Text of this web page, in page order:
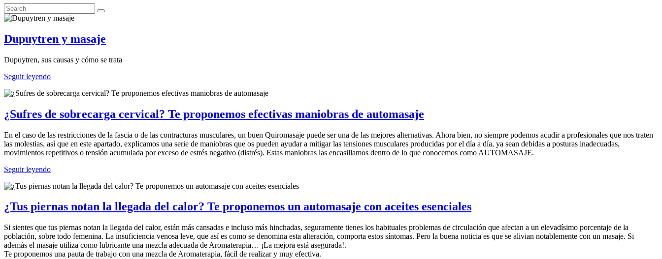
Dupuytren y masaje
Dupuytren, sus causas y cómo se trata
Seguir leyendo
¿Sufres de sobrecarga cervical? Te proponemos efectivas maniobras de automasaje
En el caso de las restricciones de la fascia o de las contracturas musculares, un buen Quiromasaje puede ser una de las mejores alternativas. Ahora bien, no siempre podemos acudir a profesionales que nos traten
las molestias, así que en este apartado, explicamos una serie de maniobras que os pueden ayudar a mitigar las tensiones musculares producidas por el día a día, ya sean debidas a posturas inadecuadas,
movimientos repetitivos o tensión acumulada por exceso de estrés negativo (distrés). Estas maniobras las encasillamos dentro de lo que conocemos como AUTOMASAJE.
Seguir leyendo
¿Tus piernas notan la llegada del calor? Te proponemos un automasaje con aceites esenciales
Si sientes que tus piernas notan la llegada del calor, están más cansadas e incluso más hinchadas, seguramente tienes los habituales problemas de circulación que afectan a un elevadísimo porcentaje de la
población, sobre todo femenina. La insuficiencia venosa leve, que así es como se denomina esta alteración, comporta estos síntomas. Pero la buena noticia es que se alivian notablemente con un masaje. Si
además el masaje utiliza como lubricante una mezcla adecuada de Aromaterapia… ¡La mejora está asegurada!.
Te proponemos una pauta de trabajo con una mezcla de Aromaterapia, fácil de realizar y muy efectiva.